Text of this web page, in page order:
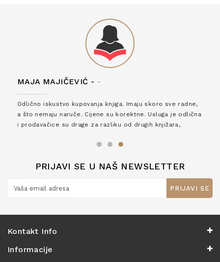
MAJA MAJIČEVIĆ - -
Odlično iskustvo kupovanja knjiga. Imaju skoro sve radne,
a što nemaju naruče. Cijene su korektne. Usluga je odlična
i prodavačice su drage za razliku od drugih knjižara,
PRIJAVI SE U NAŠ NEWSLETTER
PRIJAVI SE
Kontakt Info
Informacije